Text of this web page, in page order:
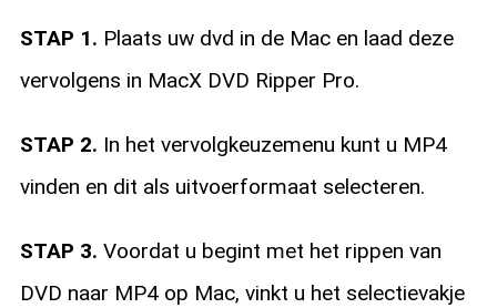
STAP 1. Plaats uw dvd in de Mac en laad deze
vervolgens in MacX DVD Ripper Pro.
STAP 2. In het vervolgkeuzemenu kunt u MP4
vinden en dit als uitvoerformaat selecteren.
STAP 3. Voordat u begint met het rippen van
DVD naar MP4 op Mac, vinkt u het selectievakje